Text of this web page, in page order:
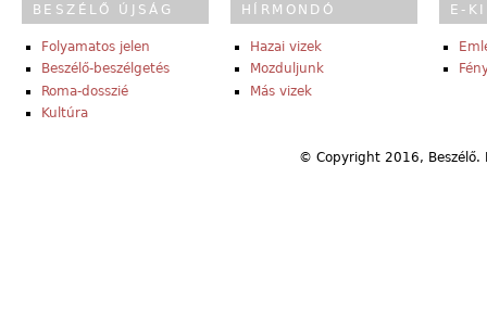
BESZÉLŐ ÚJSÁG
Folyamatos jelen
Beszélő-beszélgetés
Roma-dosszié
Kultúra
HÍRMONDÓ
Hazai vizek
Mozduljunk
Más vizek
E-
© Copyright 2016,